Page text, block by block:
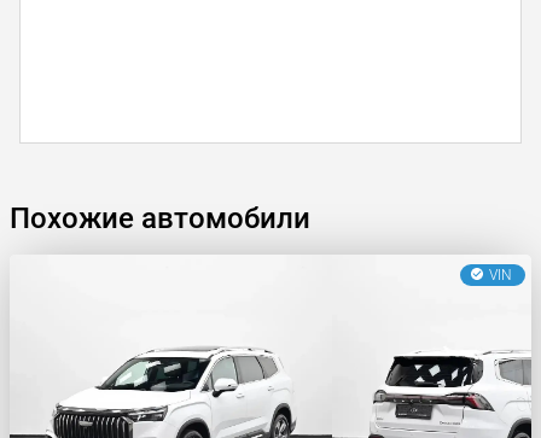
Похожие автомобили
VIN